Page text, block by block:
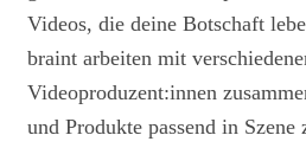
Videos, die deine Botschaft
braint arbeiten mit
Videoproduzent:innen
und Produkte passend in Szene